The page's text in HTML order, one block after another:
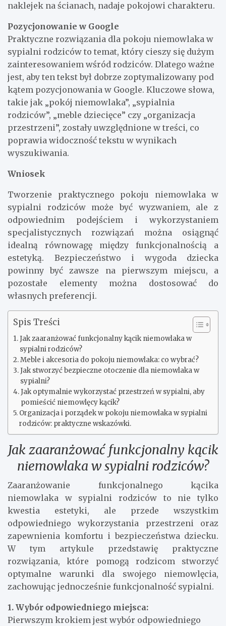
naklejek na ścianach, nadaje pokojowi charakteru.
Pozycjonowanie w Google
Praktyczne rozwiązania dla pokoju niemowlaka w
sypialni rodziców to temat, który cieszy się dużym
zainteresowaniem wśród rodziców. Dlatego ważne
jest, aby ten tekst był dobrze zoptymalizowany pod
kątem pozycjonowania w Google. Kluczowe słowa,
takie jak „pokój niemowlaka”, „sypialnia
rodziców”, „meble dziecięce” czy „organizacja
przestrzeni”, zostały uwzględnione w treści, co
poprawia widoczność tekstu w wynikach
wyszukiwania.
Wniosek
Tworzenie praktycznego pokoju niemowlaka w
sypialni rodziców może być wyzwaniem, ale z
odpowiednim podejściem i wykorzystaniem
specjalistycznych rozwiązań można osiągnąć
idealną równowagę między funkcjonalnością a
estetyką. Bezpieczeństwo i wygoda dziecka
powinny być zawsze na pierwszym miejscu, a
pozostałe elementy można dostosować do
własnych preferencji.
Spis Treści
Jak zaaranżować funkcjonalny kącik niemowlaka w
sypialni rodziców?
Meble i akcesoria do pokoju niemowlaka: co wybrać?
Jak stworzyć bezpieczne otoczenie dla niemowlaka w
sypialni?
Jak optymalnie wykorzystać przestrzeń w sypialni, aby
pomieścić niemowlęcy kącik?
Organizacja i porządek w pokoju niemowlaka w sypialni
rodziców: praktyczne wskazówki.
Jak zaaranżować funkcjonalny kącik
niemowlaka w sypialni rodziców?
Zaaranżowanie funkcjonalnego kącika
niemowlaka w sypialni rodziców to nie tylko
kwestia estetyki, ale przede wszystkim
odpowiedniego wykorzystania przestrzeni oraz
zapewnienia komfortu i bezpieczeństwa dziecku.
W tym artykule przedstawię praktyczne
rozwiązania, które pomogą rodzicom stworzyć
optymalne warunki dla swojego niemowlęcia,
zachowując jednocześnie funkcjonalność sypialni.
1. Wybór odpowiedniego miejsca:
Pierwszym krokiem jest wybór odpowiedniego